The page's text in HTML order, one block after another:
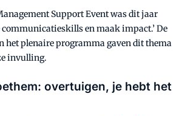
Support Event was dit jaar
communicatieskills en maak impact.’ De
het plenaire programma gaven dit thema
invulling.
overtuigen, je hebt het